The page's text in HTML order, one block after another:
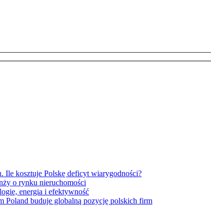
Ile kosztuje Polskę deficyt wiarygodności?
o rynku nieruchomości
energia i efektywność
Poland buduje globalną pozycję polskich firm